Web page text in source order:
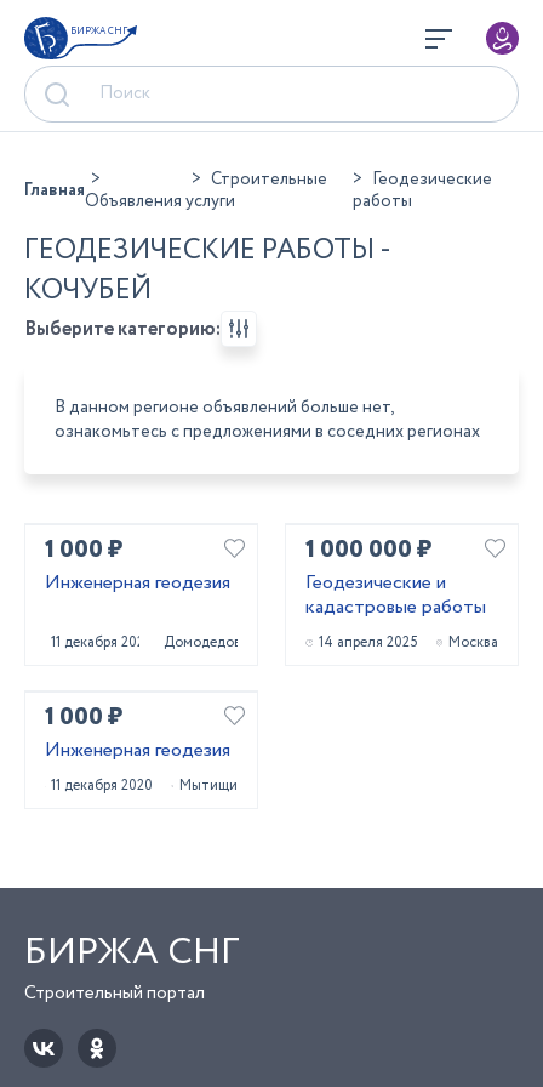
БИРЖА СНГ
ГлавнаяОбъявления
Строительные
услуги
Геодезические
работы
ГЕОДЕЗИЧЕСКИЕ РАБОТЫ -
КОЧУБЕЙ
Выберите категорию:
В данном регионе объявлений больше нет,
ознакомьтесь с предложениями в соседних регионах
1 000 ₽
Инженерная геодезия
11 декабря 2020 Домодедово
1 000 000 ₽
Геодезические и
кадастровые работы
14 апреля 2025 Москва
1 000 ₽
Инженерная геодезия
11 декабря 2020 Мытищи
БИРЖА СНГ
Строительный портал